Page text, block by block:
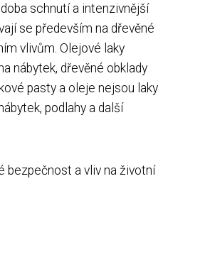
schnutí a intenzivnější
se především na dřevěné
vlivům. Olejové laky
nábytek, dřevěné obklady
pasty a oleje nejsou laky
podlahy a další
bezpečnost a vliv na životní